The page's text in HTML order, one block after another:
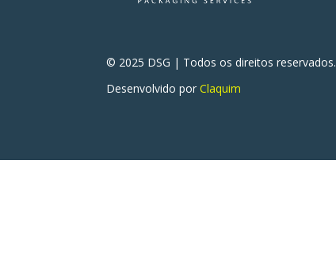
© 2025 DSG | Todos os direitos reservados.
Desenvolvido porClaquim